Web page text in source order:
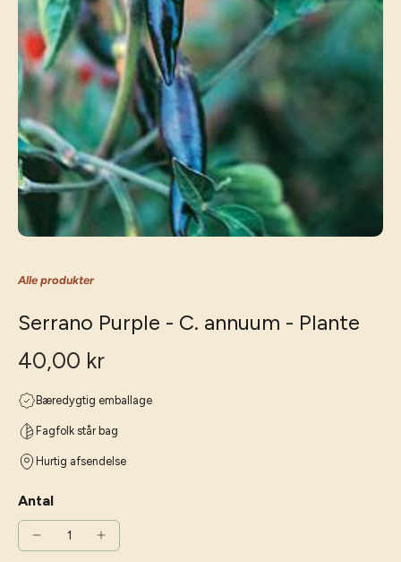
Alle produkter
Serrano Purple - C. annuum - Plante
40,00 kr
Bæredygtig emballage
Fagfolk står bag
Hurtig afsendelse
Antal